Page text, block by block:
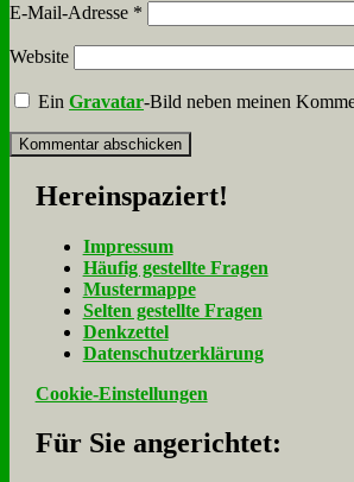
E-Mail-Adresse *
Website
EinGravatar-Bild neben meinen
Her­ein­spa­ziert!
Im­pres­sum
Häu­fig ge­stell­te Fra­gen
Mu­ster­map­pe
Sel­ten ge­stell­te Fra­gen
Denk­zet­tel
Da­ten­schutz­er­klä­rung
Cookie-Einstellungen
Für Sie an­ge­rich­tet: